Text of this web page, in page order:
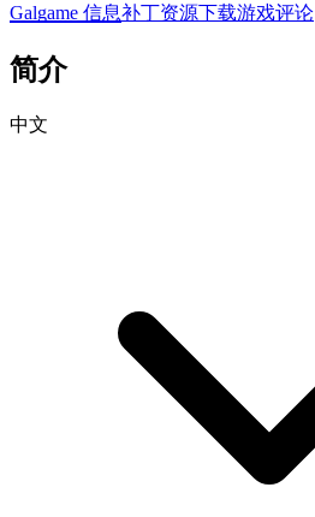
Galgame 信息补丁资源下载游戏评论
简介
中文